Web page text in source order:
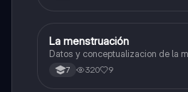
Biologia
La menstruación
Datos y conceptualizacion de la
7 320 9